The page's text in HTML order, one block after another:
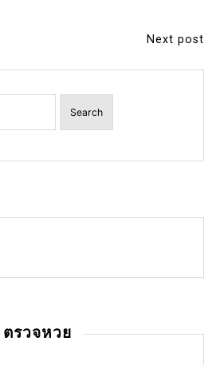
Next post
ตรวจหวย